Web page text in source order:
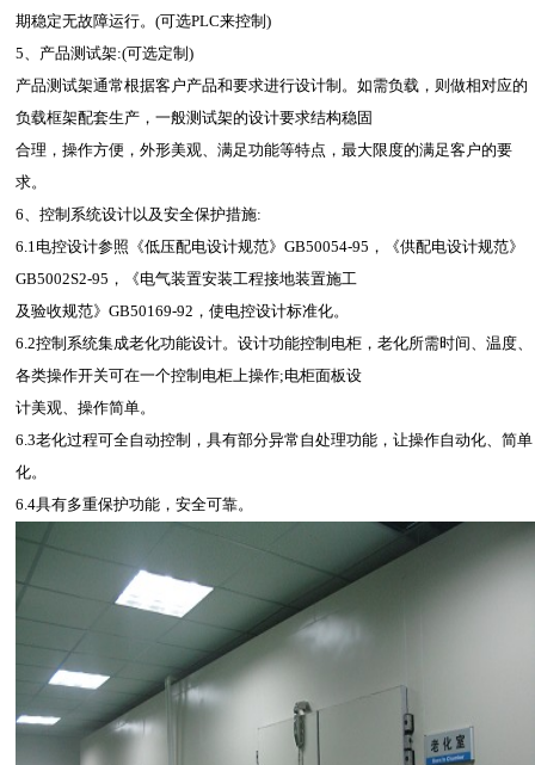
期稳定无故障运行。(可选PLC来控制)
5、产品测试架:(可选定制)
产品测试架通常根据客户产品和要求进行设计制。如需负载，则做相对应的
负载框架配套生产，一般测试架的设计要求结构稳固
合理，操作方便，外形美观、满足功能等特点，最大限度的满足客户的要
求。
6、控制系统设计以及安全保护措施:
6.1电控设计参照《低压配电设计规范》GB50054-95，《供配电设计规范》
GB5002S2-95，《电气装置安装工程接地装置施工
及验收规范》GB50169-92，使电控设计标准化。
6.2控制系统集成老化功能设计。设计功能控制电柜，老化所需时间、温度、
各类操作开关可在一个控制电柜上操作;电柜面板设
计美观、操作简单。
6.3老化过程可全自动控制，具有部分异常自处理功能，让操作自动化、简单
化。
6.4具有多重保护功能，安全可靠。